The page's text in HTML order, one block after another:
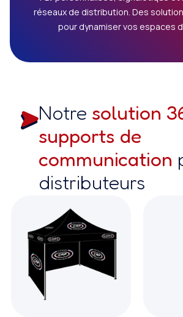
réseaux de distribution. Des
pour dynamiser vos espaces
Notre solution
supports de
communication
distributeurs